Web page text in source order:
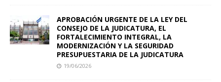
APROBACIÓN URGENTE DE LA LEY DEL
CONSEJO DE LA JUDICATURA, EL
FORTALECIMIENTO INTEGRAL, LA
MODERNIZACIÓN Y LA SEGURIDAD
PRESUPUESTARIA DE LA JUDICATURA
19/06/2026